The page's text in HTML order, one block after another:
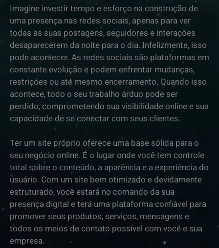
Imagine investir tempo e esforço na construção de
uma presença nas redes sociais, apenas para ver
todas as suas postagens, seguidores e interações
desaparecerem da noite para o dia. Infelizmente, isso
pode acontecer. As redes sociais são plataformas em
constante evolução e podem enfrentar mudanças,
restrições ou até mesmo encerramento. Quando isso
acontece, todo o seu trabalho árduo pode ser
perdido, comprometendo sua visibilidade online e sua
capacidade de se conectar com seus clientes.
Ter um site próprio oferece uma base sólida para o
seu negócio online. É o lugar onde você tem controle
total sobre o conteúdo, a aparência e a experiência do
usuário. Com um site bem otimizado e devidamente
estruturado, você estará no comando da sua
presença digital e terá uma plataforma confiável para
promover seus produtos, serviços, mensagens e
todos os meios de contato possível com você e sua
empresa.